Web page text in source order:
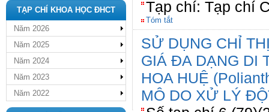
TẠP CHÍ KHOA HỌC ĐHCT
Năm 2026
Năm 2025
Năm 2024
Năm 2023
Năm 2022
Tạp chí: Tạp chí
Tóm tắt
SỬ DỤNG CHỈ
GIÁ ĐA DẠNG DI
HOA HUỆ
MÔ DO XỬ LÝ